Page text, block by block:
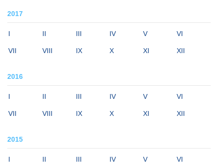
2017
I II III IV V VI
VII VIII IX X XI XII
2016
I II III IV V VI
VII VIII IX X XI XII
2015
I II III IV V VI